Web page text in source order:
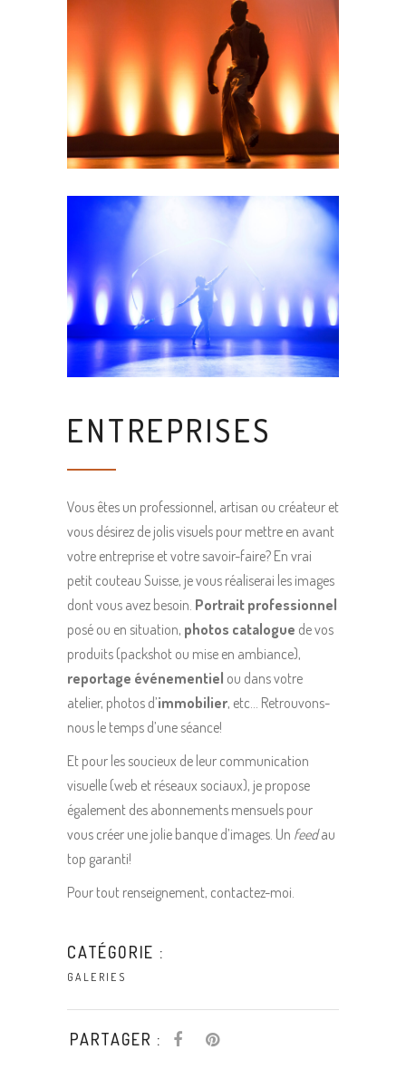
ENTREPRISES
Vous êtes un professionnel, artisan ou créateur et
vous désirez de jolis visuels pour mettre en avant
votre entreprise et votre savoir-faire? En vrai
petit couteau Suisse, je vous réaliserai les images
dont vous avez besoin. Portrait professionnel
posé ou en situation, photos catalogue de vos
produits (packshot ou mise en ambiance),
reportage événementiel ou dans votre
atelier, photos d’immobilier, etc… Retrouvons-
nous le temps d’une séance!
Et pour les soucieux de leur communication
visuelle (web et réseaux sociaux), je propose
également des abonnements mensuels pour
vous créer une jolie banque d’images. Un feedau
top garanti!
Pour tout renseignement, contactez-moi.
CATÉGORIE :
GALERIES
PARTAGER :